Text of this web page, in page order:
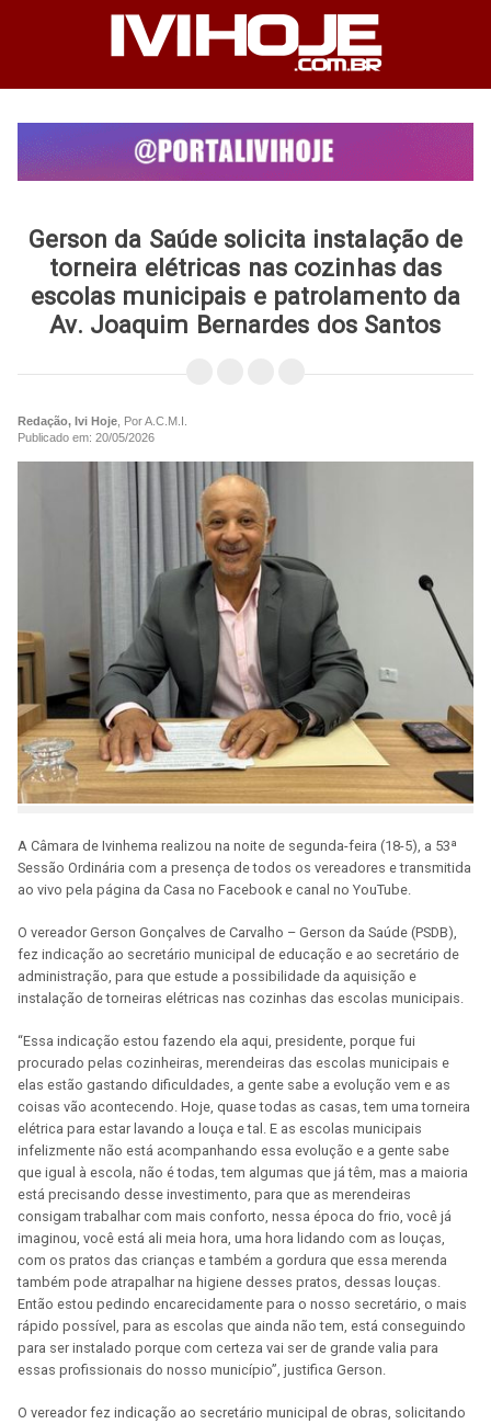
Gerson da Saúde solicita instalação de
torneira elétricas nas cozinhas das
escolas municipais e patrolamento da
Av. Joaquim Bernardes dos Santos
Redação, Ivi Hoje , Por A.C.M.I.
Publicado em: 20/05/2026
A Câmara de Ivinhema realizou na noite de segunda-feira (18-5), a 53ª
Sessão Ordinária com a presença de todos os vereadores e transmitida
ao vivo pela página da Casa no Facebook e canal no YouTube.
O vereador Gerson Gonçalves de Carvalho – Gerson da Saúde (PSDB),
fez indicação ao secretário municipal de educação e ao secretário de
administração, para que estude a possibilidade da aquisição e
instalação de torneiras elétricas nas cozinhas das escolas municipais.
“Essa indicação estou fazendo ela aqui, presidente, porque fui
procurado pelas cozinheiras, merendeiras das escolas municipais e
elas estão gastando dificuldades, a gente sabe a evolução vem e as
coisas vão acontecendo. Hoje, quase todas as casas, tem uma torneira
elétrica para estar lavando a louça e tal. E as escolas municipais
infelizmente não está acompanhando essa evolução e a gente sabe
que igual à escola, não é todas, tem algumas que já têm, mas a maioria
está precisando desse investimento, para que as merendeiras
consigam trabalhar com mais conforto, nessa época do frio, você já
imaginou, você está ali meia hora, uma hora lidando com as louças,
com os pratos das crianças e também a gordura que essa merenda
também pode atrapalhar na higiene desses pratos, dessas louças.
Então estou pedindo encarecidamente para o nosso secretário, o mais
rápido possível, para as escolas que ainda não tem, está conseguindo
para ser instalado porque com certeza vai ser de grande valia para
essas profissionais do nosso município”, justifica Gerson.
O vereador fez indicação ao secretário municipal de obras, solicitando